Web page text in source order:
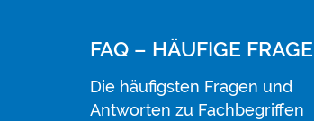
FAQ – HÄUFIGE
Die häufigsten Fragen und
Antworten zu Fachbegriffen